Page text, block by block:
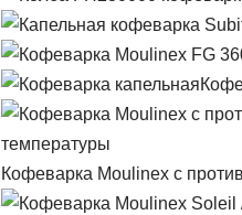
Кофеварка Moulinex с